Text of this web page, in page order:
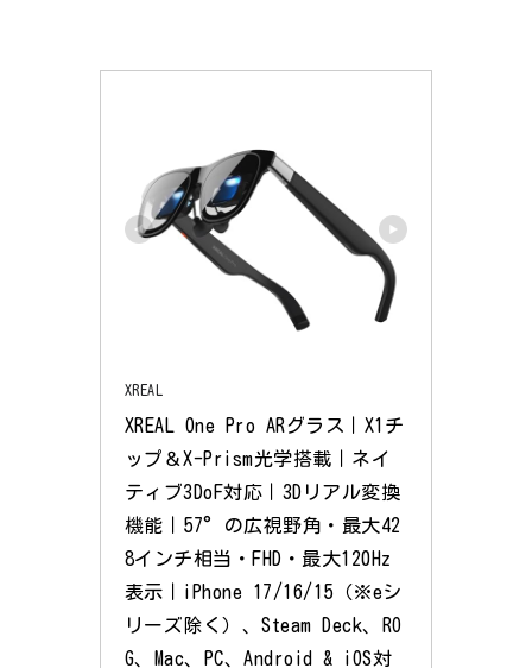
XREAL
XREAL One Pro ARグラス｜X1チ
ップ＆X-Prism光学搭載｜ネイ
ティブ3DoF対応｜3Dリアル変換
機能｜57°の広視野角・最大42
8インチ相当・FHD・最大120Hz
表示｜iPhone 17/16/15（※eシ
リーズ除く）、Steam Deck、RO
G、Mac、PC、Android & iOS対